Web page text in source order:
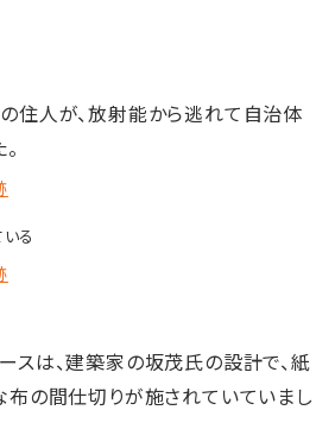
住人が、放射能から逃れて自治体
る
スは、建築家の坂茂氏の設計で、紙
布の間仕切りが施されていていまし